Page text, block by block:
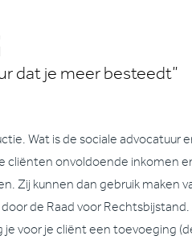
dat je meer besteedt”
Wat is de sociale advocatuur
cliënten onvoldoende inkomen
Zij kunnen dan gebruik maken
de Raad voor Rechtsbijstand.
je voor je cliënt een toevoeging